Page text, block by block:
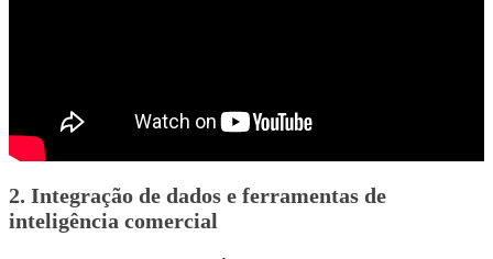
2. Integração de dados e ferramentas de
inteligência comercial